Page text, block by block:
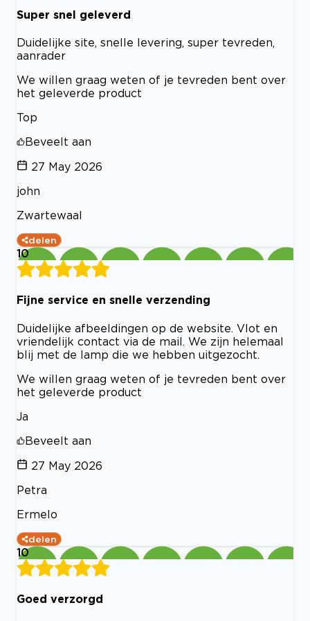
Super snel geleverd
Duidelijke site, snelle levering, super tevreden,
aanrader
We willen graag weten of je tevreden bent over
het geleverde product
Top
Beveelt aan
27 May 2026
john
Zwartewaal
delen
10
Fijne service en snelle verzending
Duidelijke afbeeldingen op de website. Vlot en
vriendelijk contact via de mail. We zijn helemaal
blij met de lamp die we hebben uitgezocht.
We willen graag weten of je tevreden bent over
het geleverde product
Ja
Beveelt aan
27 May 2026
Petra
Ermelo
delen
10
Goed verzorgd